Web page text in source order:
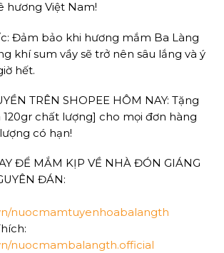
hương Việt Nam!
Đảm bảo khi hương mắm Ba Làng
khí sum vầy sẽ trở nên sâu lắng và ý
hết.
TRÊN SHOPEE HÔM NAY: Tặng
chất lượng] cho mọi đơn hàng
có hạn!
ĐỂ MẮM KỊP VỀ NHÀ ĐÓN GIÁNG
ĐÁN:
nuocmamtuyenhoabalangth
nuocmambalangth.official